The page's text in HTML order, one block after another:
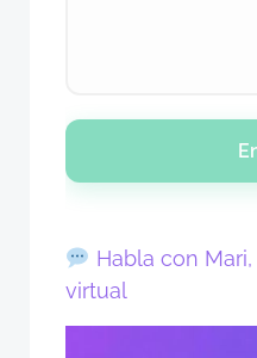
Habla con
virtual